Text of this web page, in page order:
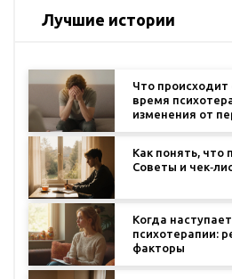
Лучшие истории
Что происходит
время
изменения от
Как понять, что
Советы и
Когда
психотерапии:
факторы